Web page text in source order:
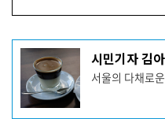
기
사
작
성
자
시민기자 김
서울의 다채로